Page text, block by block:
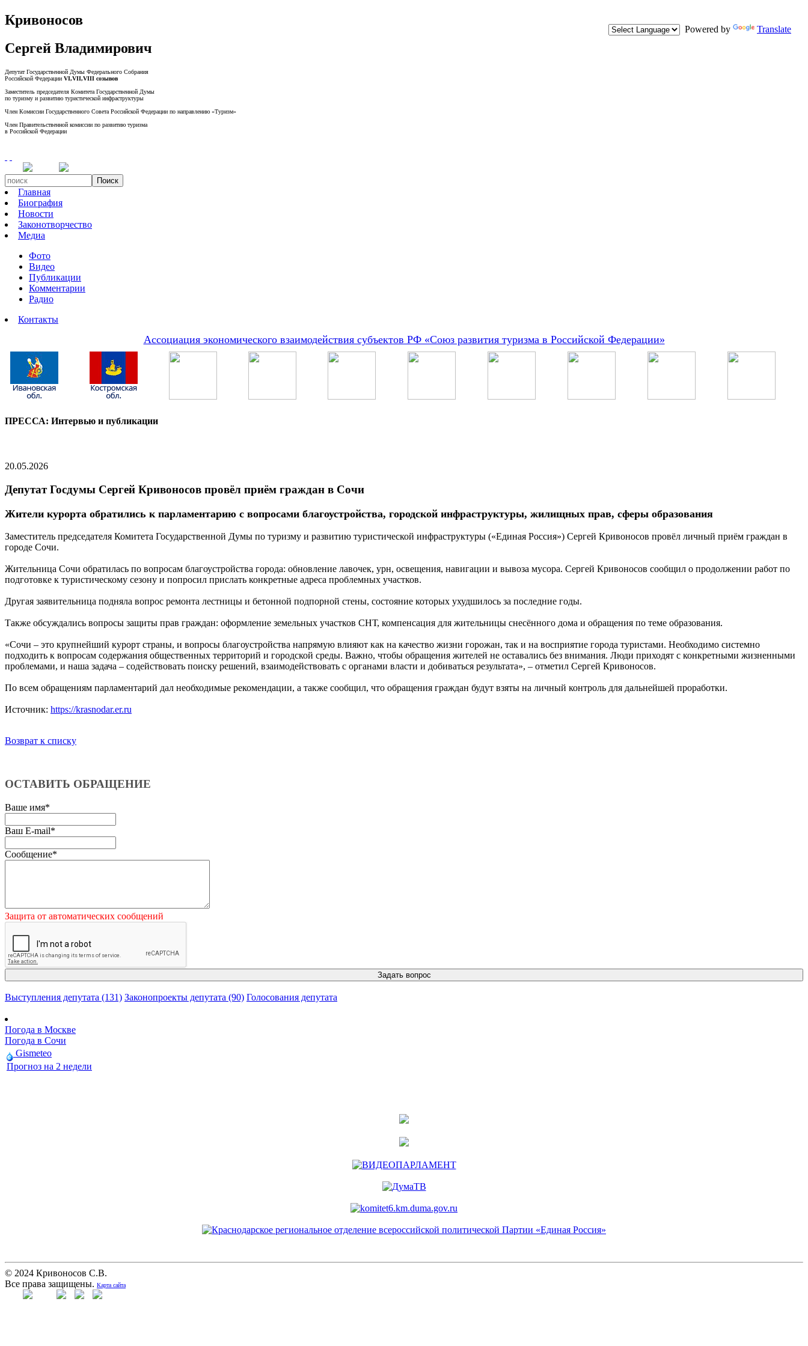
Powered by Translate
Кривоносов
Сергей Владимирович
Депутат Государственной Думы Федерального Собрания
Российской Федерации VI,VII,VIII созывов
Заместитель председателя Комитета Государственной Думы
по туризму и развитию туристической инфраструктуры
Член Комиссии Государственного Совета Российской Федерации по направлению «Туризм»
Член Правительственной комиссии по развитию туризма
в Российской Федерации
Поиск
Главная
Биография
Новости
Законотворчество
Медиа
Фото
Видео
Публикации
Комментарии
Радио
Контакты
Ассоциация экономического взаимодействия субъектов РФ «Союз развития туризма в Российской Федерации»
ПРЕССА: Интервью и публикации
20.05.2026
Депутат Госдумы Сергей Кривоносов провёл приём граждан в Сочи
Жители курорта обратились к парламентарию с вопросами благоустройства, городской инфраструктуры, жилищных прав, сферы образования
Заместитель председателя Комитета Государственной Думы по туризму и развитию туристической инфраструктуры («Единая Россия») Сергей Кривоносов провёл личный приём граждан в
городе Сочи.
Жительница Сочи обратилась по вопросам благоустройства города: обновление лавочек, урн, освещения, навигации и вывоза мусора. Сергей Кривоносов сообщил о продолжении работ по
подготовке к туристическому сезону и попросил прислать конкретные адреса проблемных участков.
Другая заявительница подняла вопрос ремонта лестницы и бетонной подпорной стены, состояние которых ухудшилось за последние годы.
Также обсуждались вопросы защиты прав граждан: оформление земельных участков СНТ, компенсация для жительницы снесённого дома и обращения по теме образования.
«Сочи – это крупнейший курорт страны, и вопросы благоустройства напрямую влияют как на качество жизни горожан, так и на восприятие города туристами. Необходимо системно
подходить к вопросам содержания общественных территорий и городской среды. Важно, чтобы обращения жителей не оставались без внимания. Люди приходят с конкретными жизненными
проблемами, и наша задача – содействовать поиску решений, взаимодействовать с органами власти и добиваться результата», – отметил Сергей Кривоносов.
По всем обращениям парламентарий дал необходимые рекомендации, а также сообщил, что обращения граждан будут взяты на личный контроль для дальнейшей проработки.
Источник: https://krasnodar.er.ru
Возврат к списку
ОСТАВИТЬ ОБРАЩЕНИЕ
Ваше имя*
Ваш E-mail*
Сообщение*
Защита от автоматических сообщений
Выступления депутата (131) Законопроекты депутата (90) Голосования депутата
Погода в Москве
Погода в Сочи
Gismeteo
Прогноз на 2 недели
© 2024 Кривоносов С.В.
Все права защищены. Карта сайта